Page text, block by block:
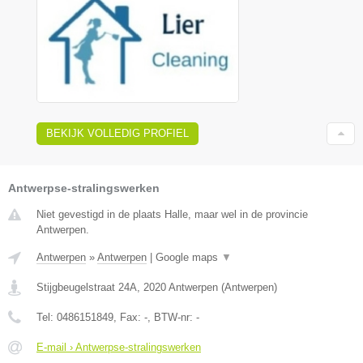
BEKIJK VOLLEDIG PROFIEL
Antwerpse-stralingswerken
Niet gevestigd in de plaats Halle, maar wel in de provincie
Antwerpen.
Antwerpen » Antwerpen Google maps ▼
Stijgbeugelstraat 24A 2020 Antwerpen (Antwerpen)
Tel: 0486151849 , Fax: - , BTW-nr: -
E-mail › Antwerpse-stralingswerken